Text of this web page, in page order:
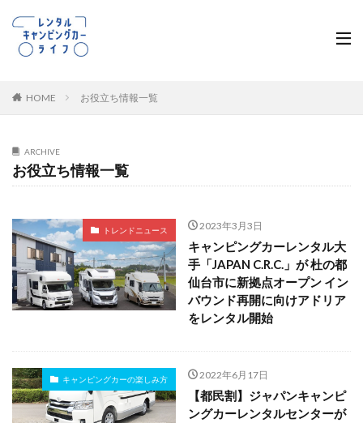
HOME お役立ち情報一覧
ARCHIVE
お役立ち情報一覧
トレンドニュース 2023年3月3日
キャンピングカーレンタル大
手「JAPAN C.R.C.」が 杜の都
仙台市に新拠点オープン イン
バウンド再開に向けアドリア
をレンタル開始
キャンピングカーの楽しみ方 2022年6月17日
【都民割】ジャパンキャンピ
ングカーレンタルセンターが